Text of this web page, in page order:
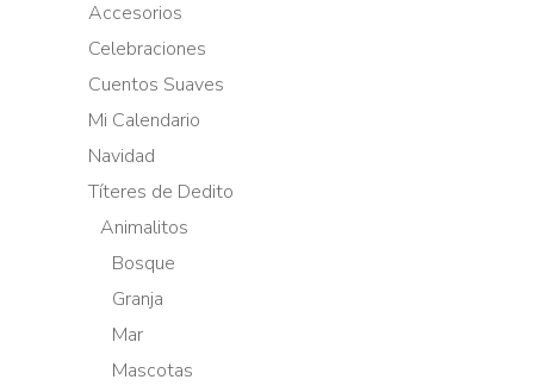
Accesorios
Celebraciones
Cuentos Suaves
Mi Calendario
Navidad
Títeres de Dedito
Animalitos
Bosque
Granja
Mar
Mascotas